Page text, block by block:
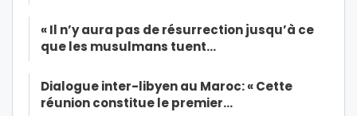
« Il n’y aura pas de résurrection jusqu’à ce
que les musulmans tuent…
Dialogue inter-libyen au Maroc: « Cette
réunion constitue le premier…